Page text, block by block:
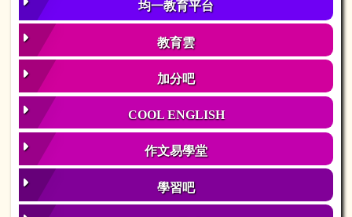
均一教育平台
教育雲
加分吧
COOL ENGLISH
作文易學堂
學習吧